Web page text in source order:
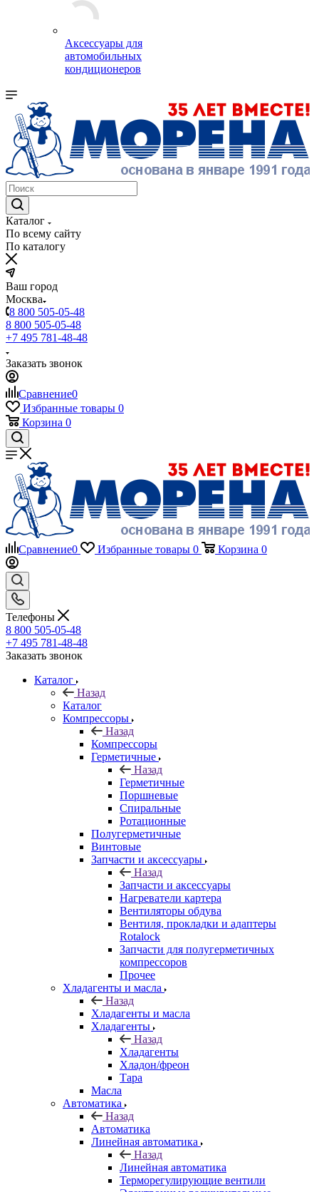
Аксессуары для
автомобильных
кондиционеров
Каталог
По всему сайту
По каталогу
Ваш город
Москва
8 800 505-05-48
8 800 505-05-48
+7 495 781-48-48
Заказать звонок
Сравнение0
Избранные товары 0
Корзина 0
Сравнение0 Избранные товары 0 Корзина 0
Телефоны
8 800 505-05-48
+7 495 781-48-48
Заказать звонок
Каталог
Назад
Каталог
Компрессоры
Назад
Компрессоры
Герметичные
Назад
Герметичные
Поршневые
Спиральные
Ротационные
Полугерметичные
Винтовые
Запчасти и аксессуары
Назад
Запчасти и аксессуары
Нагреватели картера
Вентиляторы обдува
Вентиля, прокладки и адаптеры
Rotalock
Запчасти для полугерметичных
компрессоров
Прочее
Хладагенты и масла
Назад
Хладагенты и масла
Хладагенты
Назад
Хладагенты
Хладон/фреон
Тара
Масла
Автоматика
Назад
Автоматика
Линейная автоматика
Назад
Линейная автоматика
Терморегулирующие вентили